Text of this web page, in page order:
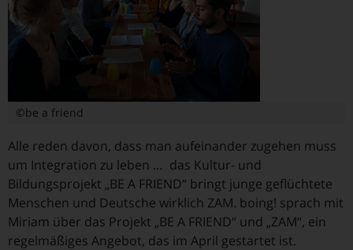
©be a friend
Alle reden davon, dass man aufeinander zugehen muss
um Integration zu leben … das Kultur- und
Bildungsprojekt „BE A FRIEND“ bringt junge geflüchtete
Menschen und Deutsche wirklich ZAM. boing! sprach mit
Miriam über das Projekt „BE A FRIEND“ und „ZAM“, ein
regelmäßiges Angebot, das im April gestartet ist.